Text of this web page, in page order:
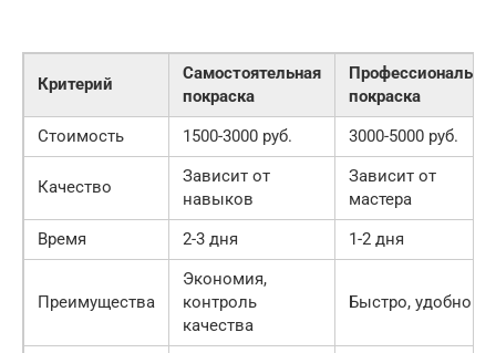
Критерий
Самостоятельная
покраска
покраска
Стоимость
1500-3000 руб. 3000-5000 руб.
Качество
Зависит от
навыков
Зависит от
мастера
Время
2-3 дня 1-2 дня
Преимущества
Экономия,
контроль
качества
Быстро, удобно